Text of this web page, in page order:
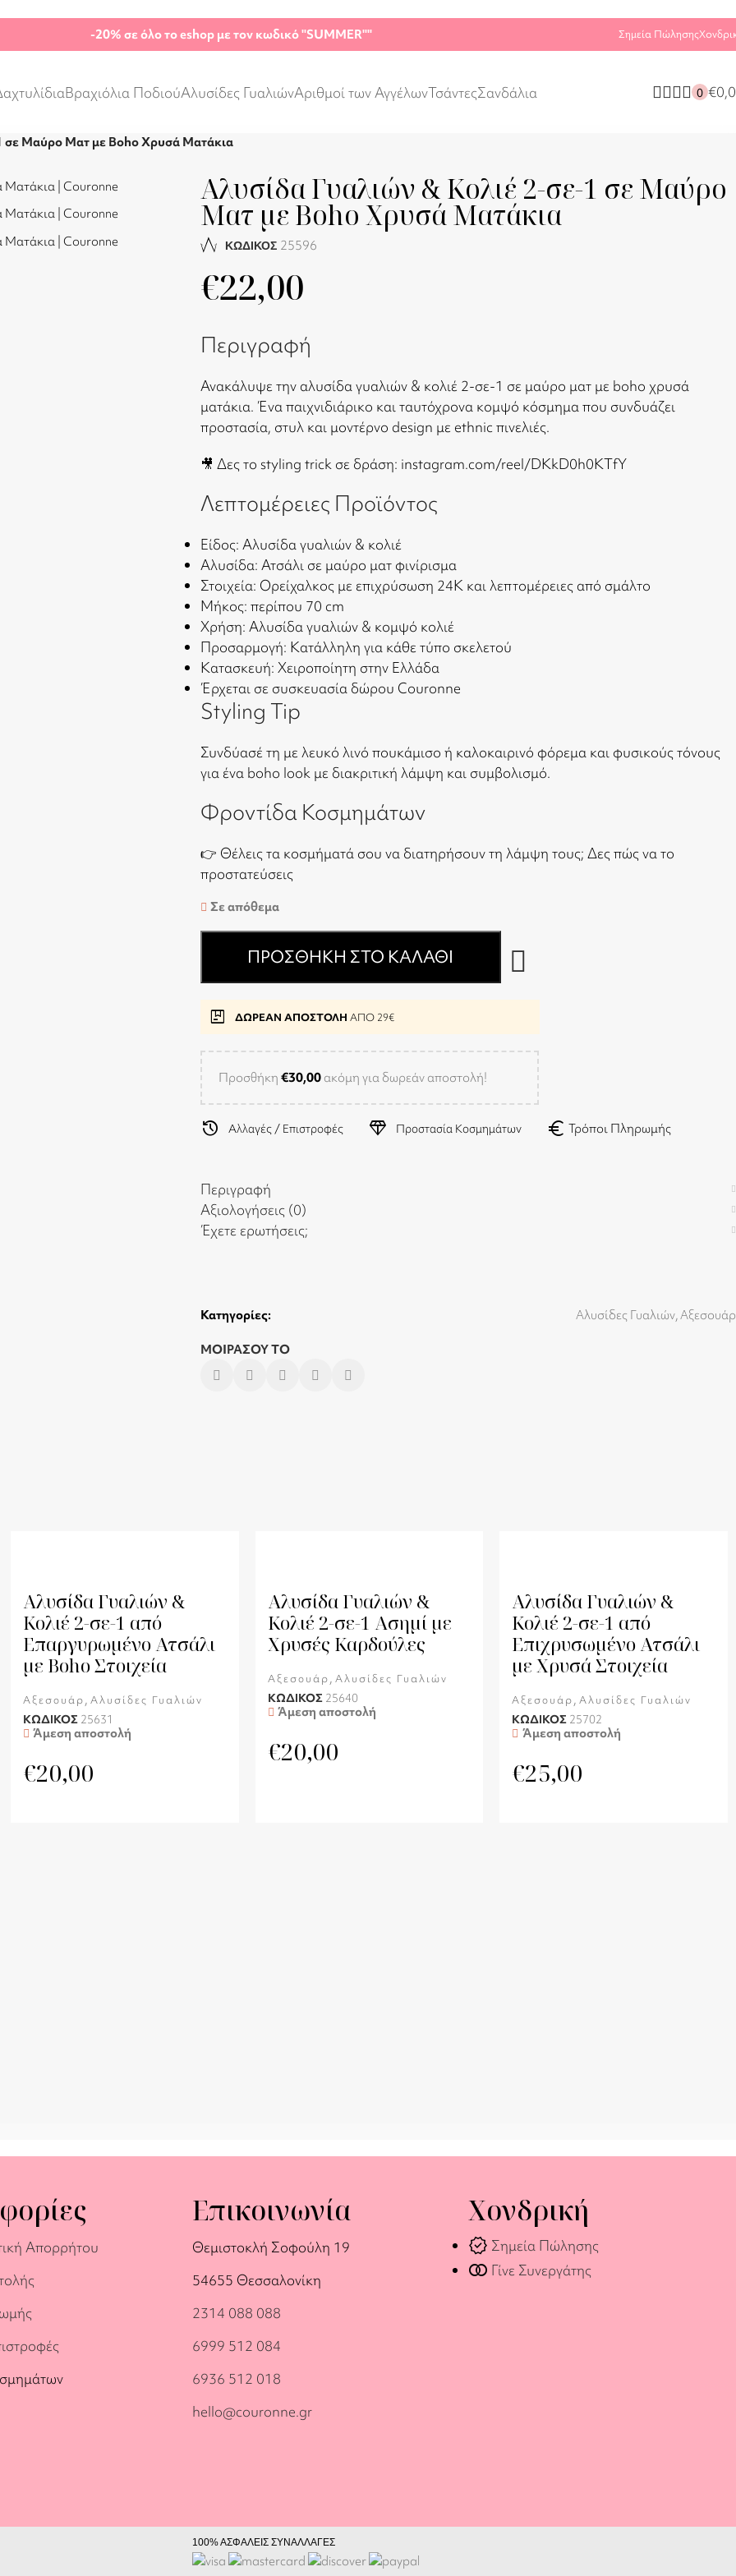
-20% σε όλο το eshop με τον κωδικό "SUMMER"" Σημεία Πώλησης
Βραχιόλια ΠοδιούΑλυσίδες ΓυαλιώνΑριθμοί των ΑγγέλωνΤσάντεςΣανδάλια 0 €
σε Μαύρο Ματ με Boho Χρυσά Ματάκια
Αλυσίδα Γυαλιών & Κολιέ 2-σε-1 σε Μαύρο
Ματ με Boho Χρυσά Ματάκια
ΚΩΔΙΚΟΣ 25596
€22,00
Περιγραφή
Ανακάλυψε την αλυσίδα γυαλιών & κολιέ 2-σε-1 σε μαύρο ματ με boho χρυσά
ματάκια. Ένα παιχνιδιάρικο και ταυτόχρονα κομψό κόσμημα που συνδυάζει
προστασία, στυλ και μοντέρνο design με ethnic πινελιές.
🎥 Δες το styling trick σε δράση: instagram.com/reel/DKkD0h0KTfY
Λεπτομέρειες Προϊόντος
Είδος: Αλυσίδα γυαλιών & κολιέ
Αλυσίδα: Ατσάλι σε μαύρο ματ φινίρισμα
Στοιχεία: Ορείχαλκος με επιχρύσωση 24Κ και λεπτομέρειες από σμάλτο
Μήκος: περίπου 70 cm
Χρήση: Αλυσίδα γυαλιών & κομψό κολιέ
Προσαρμογή: Κατάλληλη για κάθε τύπο σκελετού
Κατασκευή: Χειροποίητη στην Ελλάδα
Έρχεται σε συσκευασία δώρου Couronne
Styling Tip
Συνδύασέ τη με λευκό λινό πουκάμισο ή καλοκαιρινό φόρεμα και φυσικούς τόνους
για ένα boho look με διακριτική λάμψη και συμβολισμό.
Φροντίδα Κοσμημάτων
👉 Θέλεις τα κοσμήματά σου να διατηρήσουν τη λάμψη τους; Δες πώς να το
προστατεύσεις
Σε απόθεμα
ΠΡΟΣΘΉΚΗ ΣΤΟ ΚΑΛΆΘΙ
package ΔΩΡΕΑΝ ΑΠΟΣΤΟΛΗ ΑΠΟ 29€
Προσθήκη €30,00 ακόμη για δωρεάν αποστολή!
history Αλλαγές / Επιστροφές diamond Προστασία Κοσμημάτων euro Τρόποι Πληρωμής
Περιγραφή
Αξιολογήσεις (0)
Έχετε ερωτήσεις;
Κατηγορίες: Αλυσίδες Γυαλιών,Αξεσουάρ
ΜΟΙΡΑΣΟΥ ΤΟ
Αλυσίδα Γυαλιών &
Κολιέ 2-σε-1 από
Επαργυρωμένο Ατσάλι
με Boho Στοιχεία
Αξεσουάρ, Αλυσίδες Γυαλιών
ΚΩΔΙΚΟΣ 25631
Άμεση αποστολή
€20,00
Αλυσίδα Γυαλιών &
Κολιέ 2-σε-1 Ασημί με
Χρυσές Καρδούλες
Αξεσουάρ, Αλυσίδες Γυαλιών
ΚΩΔΙΚΟΣ 25640
Άμεση αποστολή
€20,00
Αλυσίδα Γυαλιών &
Κολιέ 2-σε-1 από
Επιχρυσωμένο Ατσάλι
με Χρυσά Στοιχεία
Αξεσουάρ, Αλυσίδες Γυαλιών
ΚΩΔΙΚΟΣ 25702
Άμεση αποστολή
€25,00
Απορρήτου
Επικοινωνία
Θεμιστοκλή Σοφούλη 19
54655 Θεσσαλονίκη
2314 088 088
6999 512 084
6936 512 018
hello@couronne.gr
Χονδρική
verified Σημεία Πώλησης
join_full Γίνε Συνεργάτης
100% ΑΣΦΑΛΕΙΣ ΣΥΝΑΛΛΑΓΕΣ